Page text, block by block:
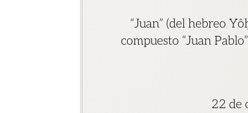
“Juan” (del hebreo
compuesto “Juan
22 de